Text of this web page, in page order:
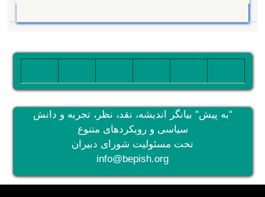
"به پیش" بیانگر اندیشه، نقد، نظر، تجربه و دانش
سیاسی و رویکردهای متنوع
تحت مسئولیت شورای دبیران
info@bepish.org